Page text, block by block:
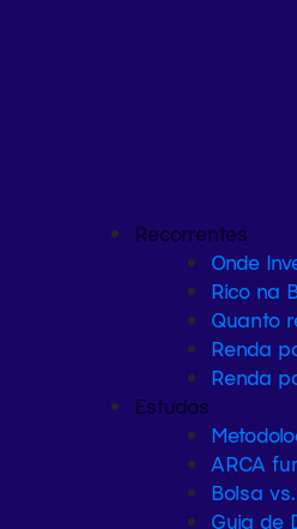
Recorrentes
Onde
Rico na
Quanto
Renda
Renda
Estudos
ARCA
Bolsa
Guia de